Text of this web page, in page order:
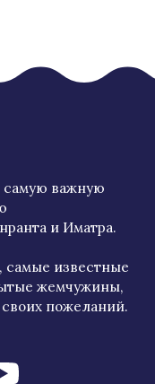
самую важную
и Иматра.
самые известные
жемчужины,
пожеланий.